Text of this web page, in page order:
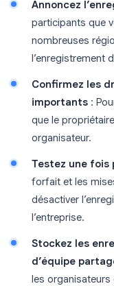
Annoncez
participants que
nombreuses
l’enregistrement
Confirmez les
importants :
que le
organisateur.
Testez une
forfait et les
désactiver
l’entreprise.
Stockez les
d’équipe
les organisateurs